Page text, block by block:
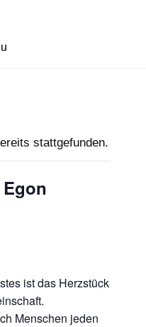
stattgefunden.
ist das Herzstück
Menschen jeden